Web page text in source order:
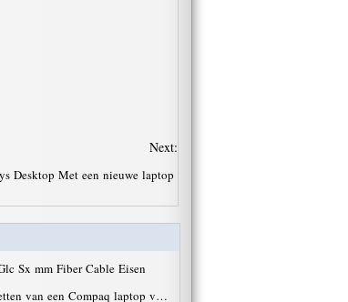
Next:
Desktop Met een nieuwe laptop
Sx mm Fiber Cable Eisen
van een Compaq laptop v…